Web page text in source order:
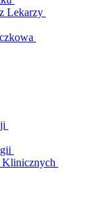
Lekarzy
Klinicznych